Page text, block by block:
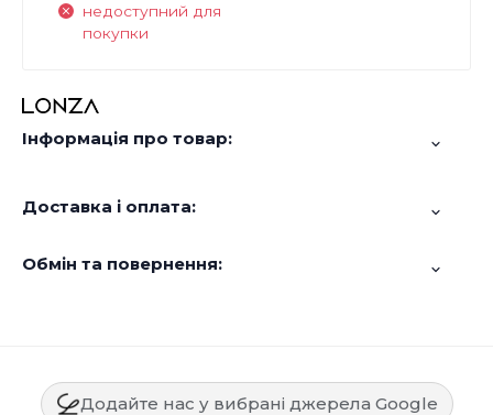
недоступний для
покупки
Інформація про товар:
Доставка і оплата:
Обмін та повернення:
Додайте нас у вибрані джерела Google